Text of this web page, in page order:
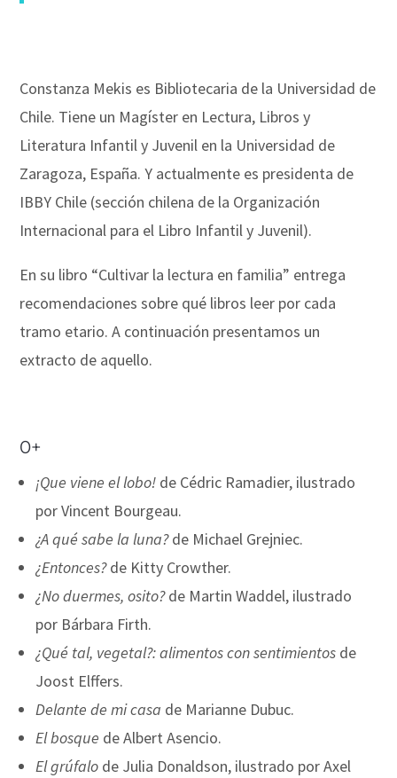
Constanza Mekis es Bibliotecaria de la Universidad de
Chile. Tiene un Magíster en Lectura, Libros y
Literatura Infantil y Juvenil en la Universidad de
Zaragoza, España. Y actualmente es presidenta de
IBBY Chile (sección chilena de la Organización
Internacional para el Libro Infantil y Juvenil).
En su libro “Cultivar la lectura en familia” entrega
recomendaciones sobre qué libros leer por cada
tramo etario. A continuación presentamos un
extracto de aquello.
0+
¡Que viene el lobo! de Cédric Ramadier, ilustrado
por Vincent Bourgeau.
¿A qué sabe la luna?de Michael Grejniec.
¿Entonces?de Kitty Crowther.
¿No duermes, osito?de Martin Waddel, ilustrado
por Bárbara Firth.
¿Qué tal, vegetal?: alimentos con sentimientos de
Joost Elffers.
Delante de mi casa de Marianne Dubuc.
El bosque de Albert Asencio.
El grúfalo de Julia Donaldson, ilustrado por Axel